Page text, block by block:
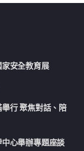
安全教育展
行 聚焦對話、陪
心舉辦專題座談